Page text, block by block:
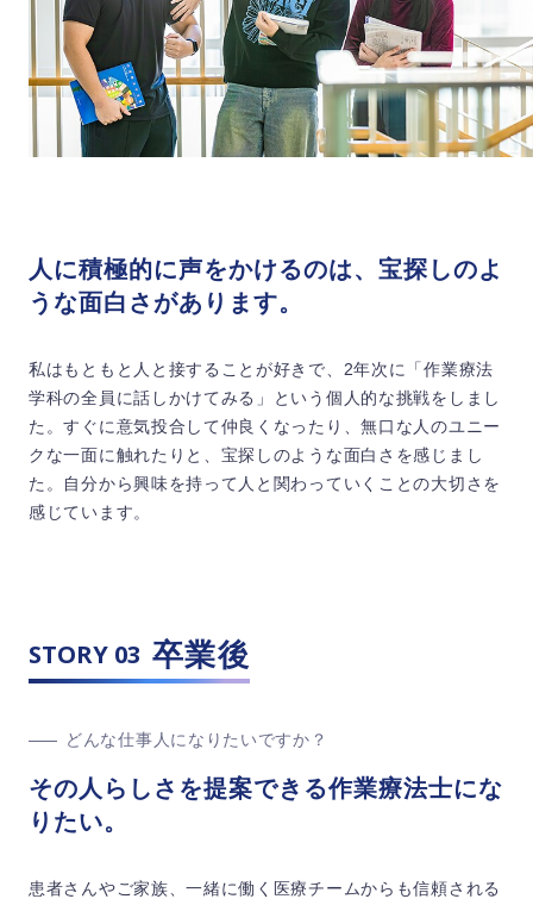
人に積極的に声をかけるのは、宝探しのよ
うな面白さがあります。
私はもともと人と接することが好きで、2年次に「作業療法
学科の全員に話しかけてみる」という個人的な挑戦をしまし
た。すぐに意気投合して仲良くなったり、無口な人のユニー
クな一面に触れたりと、宝探しのような面白さを感じまし
た。自分から興味を持って人と関わっていくことの大切さを
感じています。
STORY 03 卒業後
どんな仕事人になりたいですか？
その人らしさを提案できる作業療法士にな
りたい。
患者さんやご家族、一緒に働く医療チームからも信頼される